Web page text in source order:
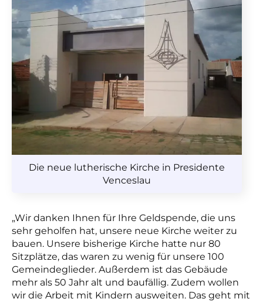
Die neue lutherische Kirche in Presidente
Venceslau
„Wir danken Ihnen für Ihre Geldspende, die uns
sehr geholfen hat, unsere neue Kirche weiter zu
bauen. Unsere bisherige Kirche hatte nur 80
Sitzplätze, das waren zu wenig für unsere 100
Gemeindeglieder. Außerdem ist das Gebäude
mehr als 50 Jahr alt und baufällig. Zudem wollen
wir die Arbeit mit Kindern ausweiten. Das geht mit